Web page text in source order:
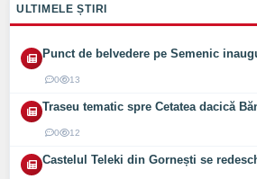
ULTIMELE ȘTIRI
Punct de belvedere pe Semenic
0 13
Traseu tematic spre Cetatea dacică
0 12
Castelul Teleki din Gornești se